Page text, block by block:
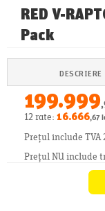
RED V-
Pack
DESCRIERE
199.999
12 rate: 16.666,67
Prețul include TVA
Prețul NU include